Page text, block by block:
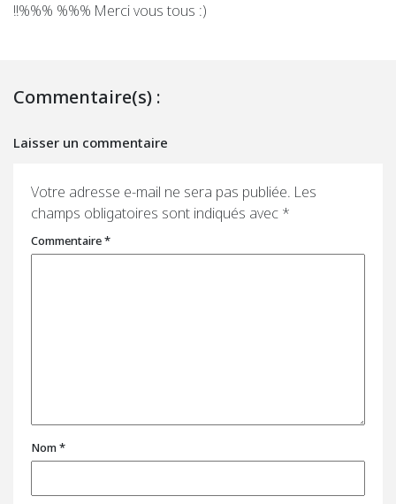
!!%%% %%% Merci vous tous :)
Commentaire(s) :
Laisser un commentaire
Votre adresse e-mail ne sera pas publiée. Les
champs obligatoires sont indiqués avec *
Commentaire*
Nom*